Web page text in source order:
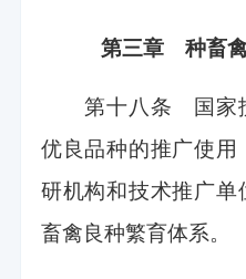
第三章 种畜
第十八条 国家扶
优良品种的推广使用
研机构和技术推广单
畜禽良种繁育体系。